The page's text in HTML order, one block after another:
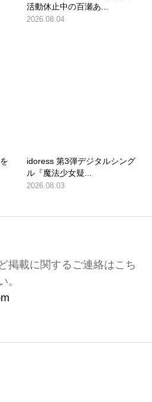
活動休止中の百瀬あ...
2026.08.04
idoress 第3弾デジタルシング
ル『魔法少女疑...
2026.08.03
掲載に関するご連絡はこち
。